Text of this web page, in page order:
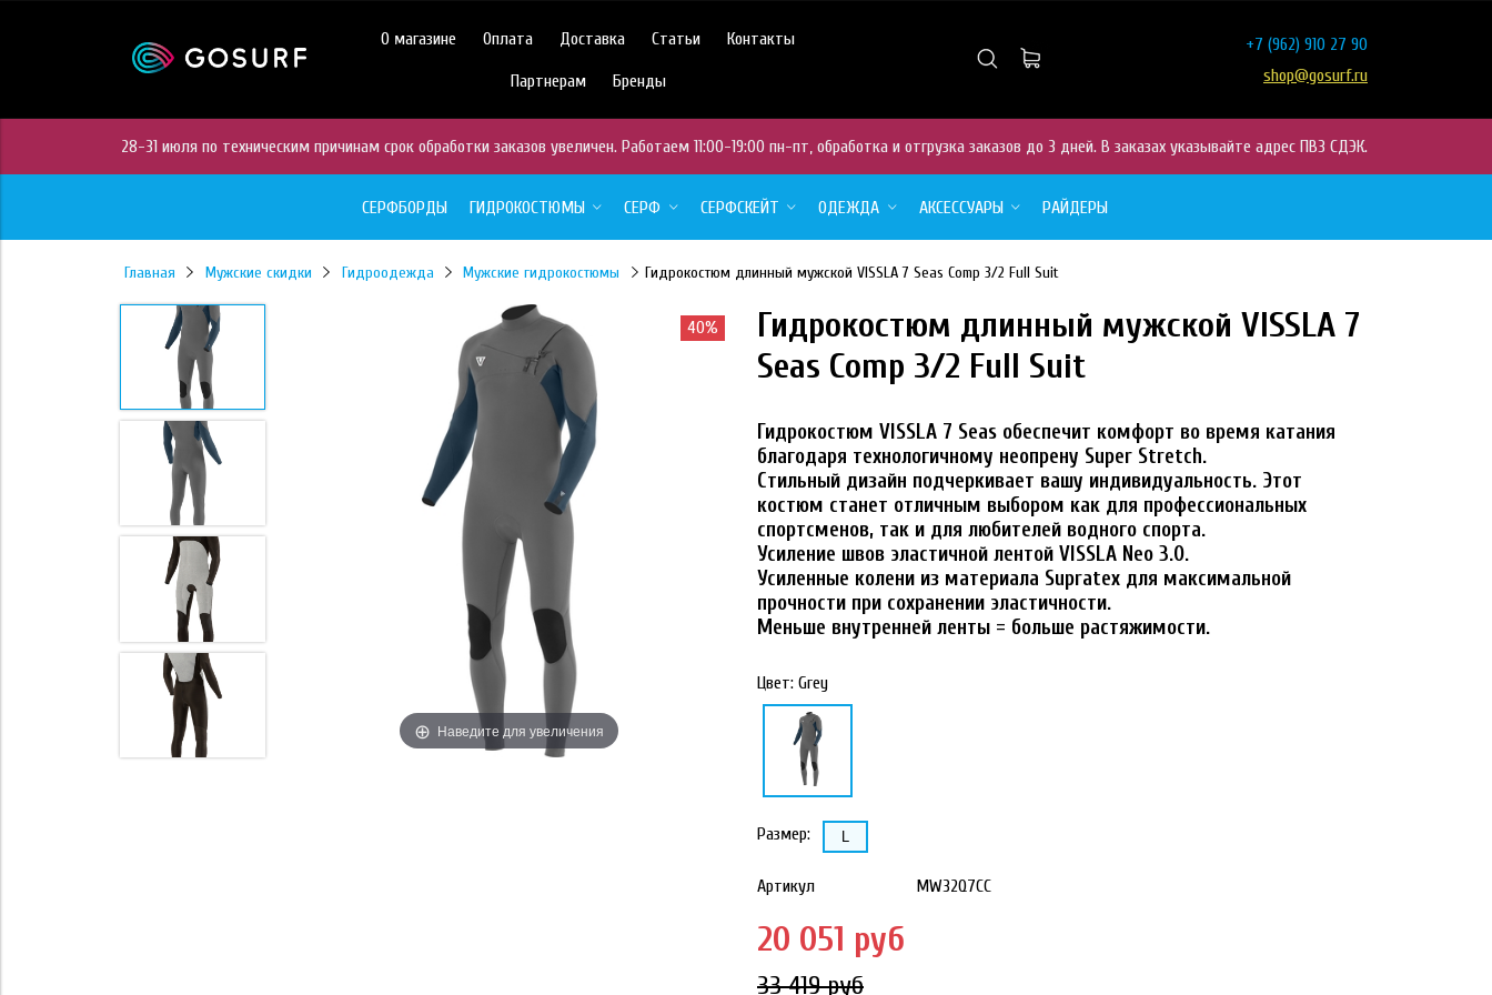
О магазине Оплата Доставка Статьи Контакты
Партнерам Бренды
+7 (962) 910 27 90
shop@gosurf.ru
28-31 июля по техническим причинам срок обработки заказов увеличен. Работаем 11:00-19:00 пн-пт, обработка и отгрузка заказов до 3 дней. В заказах указывайте адрес ПВЗ СДЭК.
СЕРФБОРДЫ ГИДРОКОСТЮМЫ СЕРФ СЕРФСКЕЙТ ОДЕЖДА АКСЕССУАРЫ РАЙДЕРЫ
Главная Мужские скидки Гидроодежда Мужские гидрокостюмы Гидрокостюм длинный мужской VISSLA 7 Seas Comp 3/2 Full Suit
40%
Наведите для увеличения
40%
Гидрокостюм длинный мужской VISSLA 7
Seas Comp 3/2 Full Suit
Гидрокостюм VISSLA 7 Seas обеспечит комфорт во время катания
благодаря технологичному неопрену Super Stretch.
Стильный дизайн подчеркивает вашу индивидуальность. Этот
костюм станет отличным выбором как для профессиональных
спортсменов, так и для любителей водного спорта.
Усиление швов эластичной лентой VISSLA Neo 3.0.
Усиленные колени из материала Supratex для максимальной
прочности при сохранении эластичности.
Меньше внутренней ленты = больше растяжимости.
Цвет: Grey
Размер: L
Артикул MW32Q7CC
20 051 руб
33 419 руб